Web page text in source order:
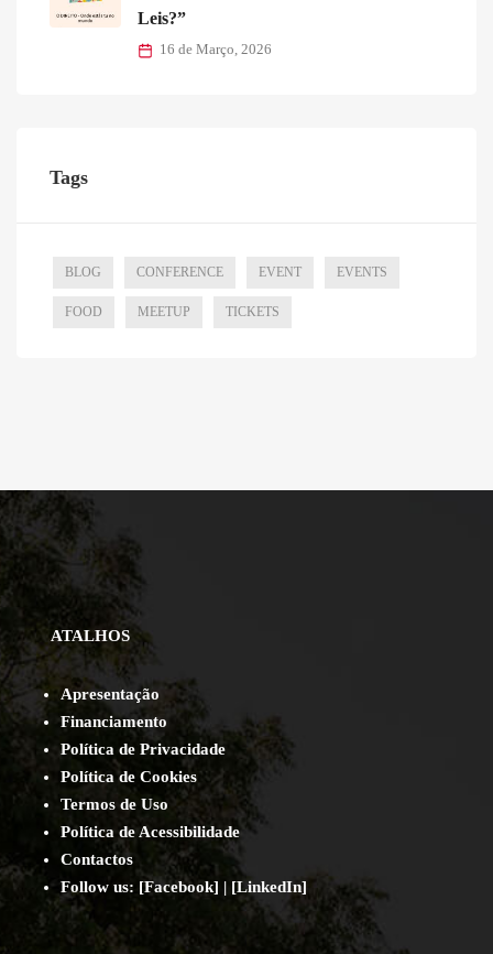
Leis?”
16 de Março, 2026
Tags
BLOG CONFERENCE EVENT EVENTS
FOOD MEETUP TICKETS
ATALHOS
Apresentação
Financiamento
Política de Privacidade
Política de Cookies
Termos de Uso
Política de Acessibilidade
Contactos
Follow us: [Facebook] | [LinkedIn]